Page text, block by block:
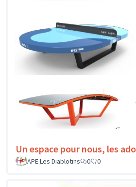
Un espace pour nous, les
APE Les Diablotins
0 0